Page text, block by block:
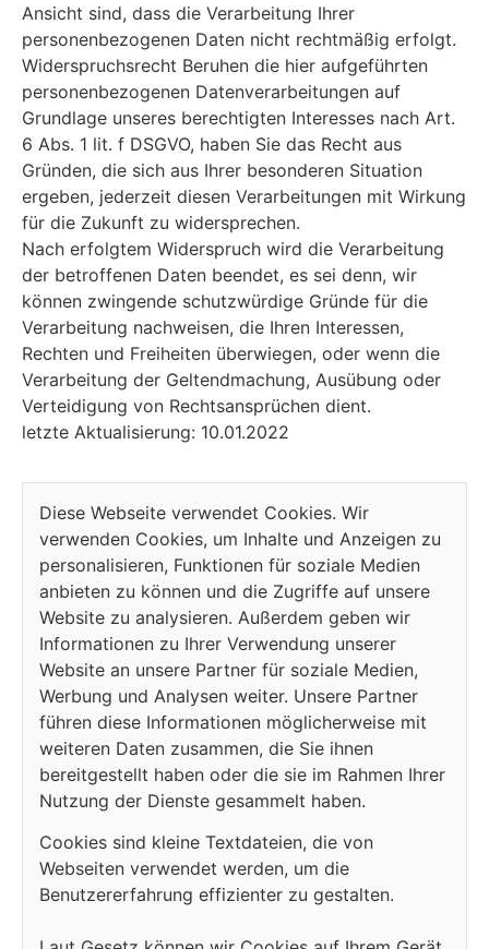
Ansicht sind, dass die Verarbeitung Ihrer
personenbezogenen Daten nicht rechtmäßig erfolgt.
Widerspruchsrecht Beruhen die hier aufgeführten
personenbezogenen Datenverarbeitungen auf
Grundlage unseres berechtigten Interesses nach Art.
6 Abs. 1 lit. f DSGVO, haben Sie das Recht aus
Gründen, die sich aus Ihrer besonderen Situation
ergeben, jederzeit diesen Verarbeitungen mit Wirkung
für die Zukunft zu widersprechen.
Nach erfolgtem Widerspruch wird die Verarbeitung
der betroffenen Daten beendet, es sei denn, wir
können zwingende schutzwürdige Gründe für die
Verarbeitung nachweisen, die Ihren Interessen,
Rechten und Freiheiten überwiegen, oder wenn die
Verarbeitung der Geltendmachung, Ausübung oder
Verteidigung von Rechtsansprüchen dient.
letzte Aktualisierung: 10.01.2022
Diese Webseite verwendet Cookies. Wir
verwenden Cookies, um Inhalte und Anzeigen zu
personalisieren, Funktionen für soziale Medien
anbieten zu können und die Zugriffe auf unsere
Website zu analysieren. Außerdem geben wir
Informationen zu Ihrer Verwendung unserer
Website an unsere Partner für soziale Medien,
Werbung und Analysen weiter. Unsere Partner
führen diese Informationen möglicherweise mit
weiteren Daten zusammen, die Sie ihnen
bereitgestellt haben oder die sie im Rahmen Ihrer
Nutzung der Dienste gesammelt haben.
Cookies sind kleine Textdateien, die von
Webseiten verwendet werden, um die
Benutzererfahrung effizienter zu gestalten.